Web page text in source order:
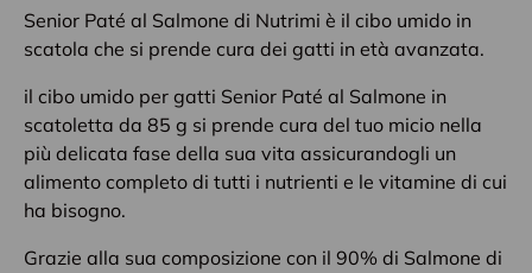
Senior Paté al Salmone di Nutrimi è il cibo umido in
scatola che si prende cura dei gatti in età avanzata.
il cibo umido per gatti Senior Paté al Salmone in
scatoletta da 85 g si prende cura del tuo micio nella
più delicata fase della sua vita assicurandogli un
alimento completo di tutti i nutrienti e le vitamine di cui
ha bisogno.
Grazie alla sua composizione con il 90% di Salmone di